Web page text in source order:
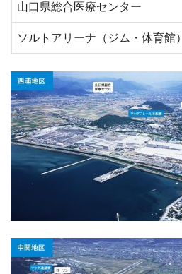
山口県総合医療センター
ソルトアリーナ（ジム・体育館）